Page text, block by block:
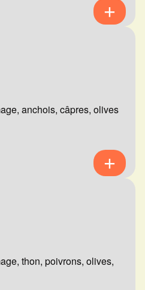
anchois, câpres, olives
thon, poivrons, olives,